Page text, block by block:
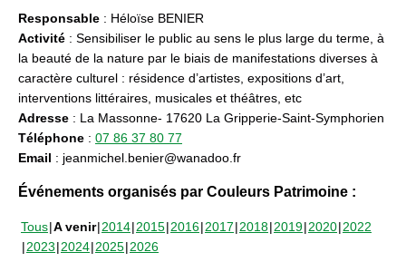
Responsable : Héloïse BENIER
Activité : Sensibiliser le public au sens le plus large du terme, à
la beauté de la nature par le biais de manifestations diverses à
caractère culturel : résidence d’artistes, expositions d’art,
interventions littéraires, musicales et théâtres, etc
Adresse : La Massonne- 17620 La Gripperie-Saint-Symphorien
Téléphone : 07 86 37 80 77
Email : jeanmichel.benier@wanadoo.fr
Événements organisés par Couleurs Patrimoine :
Tous A venir 2014 2015 2016 2017 2018 2019 2020 2022
2023 2024 2025 2026